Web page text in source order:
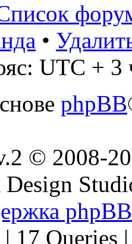
•
UTC + 3
phpBB
© 2008-
phpBB
17 Queries